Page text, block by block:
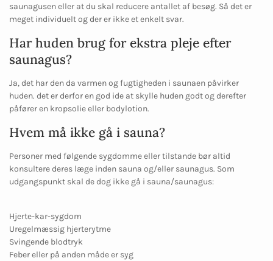
saunagusen eller at du skal reducere antallet af besøg. Så det er
meget individuelt og der er ikke et enkelt svar.
Har huden brug for ekstra pleje efter
saunagus?
Ja, det har den da varmen og fugtigheden i saunaen påvirker
huden. det er derfor en god ide at skylle huden godt og derefter
påfører en kropsolie eller bodylotion.
Hvem må ikke gå i sauna?
Personer med følgende sygdomme eller tilstande bør altid
konsultere deres læge inden sauna og/eller saunagus. Som
udgangspunkt skal de dog ikke gå i sauna/saunagus:
Hjerte-kar-sygdom
Uregelmæssig hjerterytme
Svingende blodtryk
Feber eller på anden måde er syg